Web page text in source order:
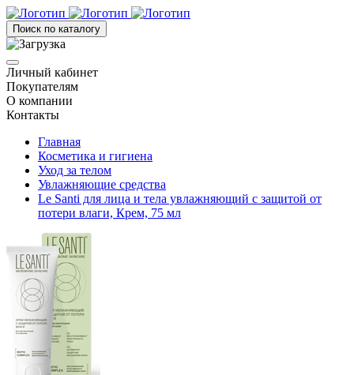
Поиск по каталогу
Личный кабинет
Покупателям
О компании
Контакты
Главная
Косметика и гигиена
Уход за телом
Увлажняющие средства
Le Santi для лица и тела увлажняющий с защитой от
потери влаги, Крем, 75 мл